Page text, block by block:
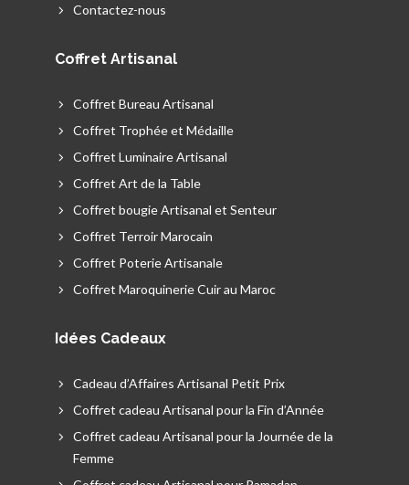
Contactez-nous
Coffret Artisanal
Coffret Bureau Artisanal
Coffret Trophée et Médaille
Coffret Luminaire Artisanal
Coffret Art de la Table
Coffret bougie Artisanal et Senteur
Coffret Terroir Marocain
Coffret Poterie Artisanale
Coffret Maroquinerie Cuir au Maroc
Idées Cadeaux
Cadeau d’Affaires Artisanal Petit Prix
Coffret cadeau Artisanal pour la Fin d’Année
Coffret cadeau Artisanal pour la Journée de la
Femme